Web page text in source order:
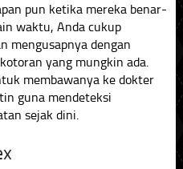
pun ketika mereka benar-
waktu, Anda cukup
mengusapnya dengan
yang mungkin ada.
membawanya ke dokter
guna mendeteksi
sejak dini.